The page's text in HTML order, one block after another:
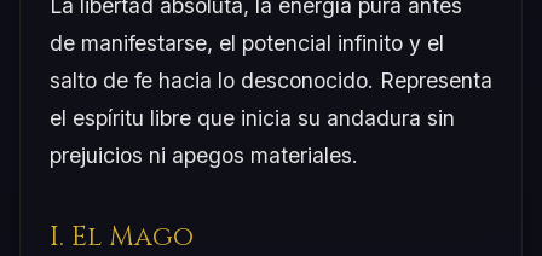
de manifestarse, el potencial infinito y el
salto de fe hacia lo desconocido. Representa
el espíritu libre que inicia su andadura sin
prejuicios ni apegos materiales.
I. El Mago